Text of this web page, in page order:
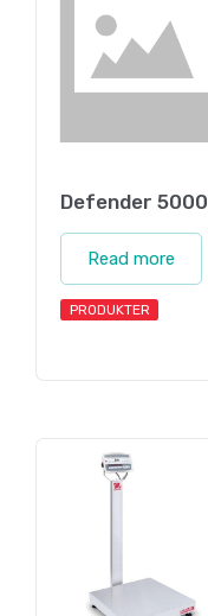
Defender 5000
Read more
PRODUKTER